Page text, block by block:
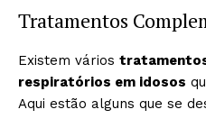
Tratamentos
Existem vários
respiratórios em idosos
Aqui estão alguns que se